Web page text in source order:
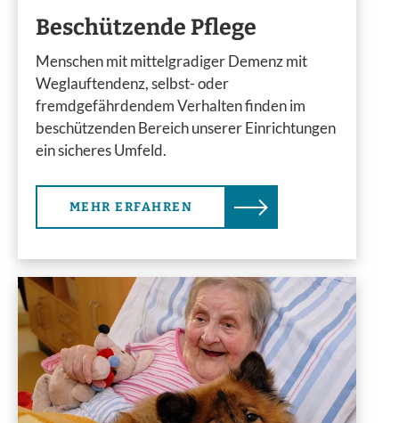
Beschützende Pflege
Menschen mit mittelgradiger Demenz mit
Weglauftendenz, selbst- oder
fremdgefährdendem Verhalten finden im
beschützenden Bereich unserer Einrichtungen
ein sicheres Umfeld.
MEHR ERFAHREN